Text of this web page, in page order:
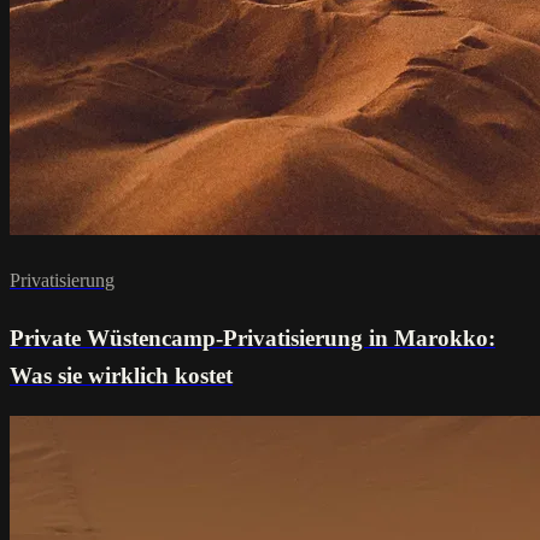
Privatisierung
Private Wüstencamp-Privatisierung in Marokko:
Was sie wirklich kostet